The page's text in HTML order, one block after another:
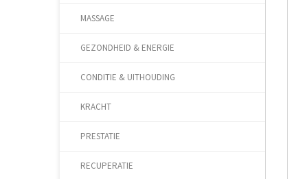
MASSAGE
GEZONDHEID & ENERGIE
CONDITIE & UITHOUDING
KRACHT
PRESTATIE
RECUPERATIE